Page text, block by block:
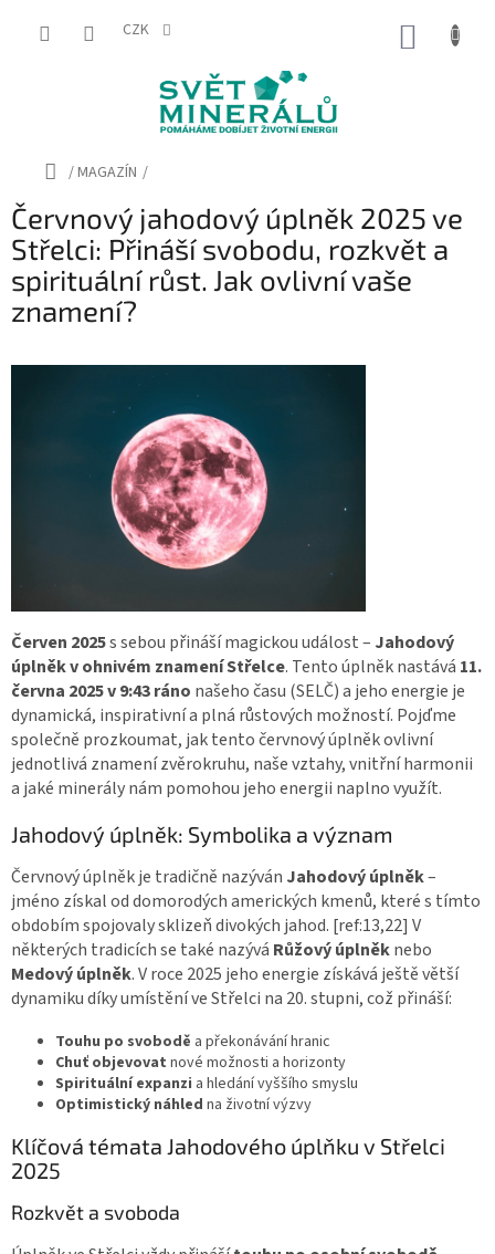
CZK
Domů
/MAGAZÍN /
Červnový jahodový úplněk 2025 ve
Střelci: Přináší svobodu, rozkvět a
spirituální růst. Jak ovlivní vaše
znamení?
Červen 2025s sebou přináší magickou událost – Jahodový
úplněk v ohnivém znamení Střelce. Tento úplněk nastává 11.
června 2025 v 9:43 ráno našeho času (SELČ) a jeho energie je
dynamická, inspirativní a plná růstových možností. Pojďme
společně prozkoumat, jak tento červnový úplněk ovlivní
jednotlivá znamení zvěrokruhu, naše vztahy, vnitřní harmonii
a jaké minerály nám pomohou jeho energii naplno využít.
Jahodový úplněk: Symbolika a význam
Červnový úplněk je tradičně nazýván Jahodový úplněk–
jméno získal od domorodých amerických kmenů, které s tímto
obdobím spojovaly sklizeň divokých jahod. [ref:13,22] V
některých tradicích se také nazývá Růžový úplněknebo
Medový úplněk. V roce 2025 jeho energie získává ještě větší
dynamiku díky umístění ve Střelci na 20. stupni, což přináší:
Touhu po svobodě a překonávání hranic
Chuť objevovat nové možnosti a horizonty
Spirituální expanzi a hledání vyššího smyslu
Optimistický náhled na životní výzvy
Klíčová témata Jahodového úplňku v Střelci
2025
Rozkvět a svoboda